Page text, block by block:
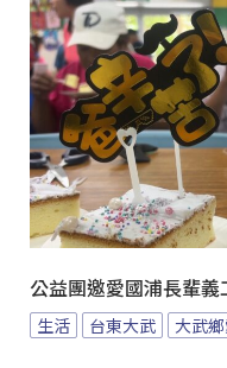
公益團邀愛國浦長輩
生活 台東大武 大武